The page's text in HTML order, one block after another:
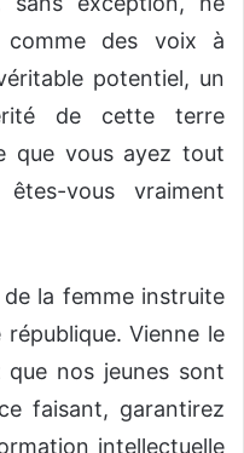
des voix à
potentiel, un
de cette terre
que vous ayez tout
vous vraiment
la femme instruite
Vienne le
nos jeunes sont
faisant, garantirez
intellectuelle